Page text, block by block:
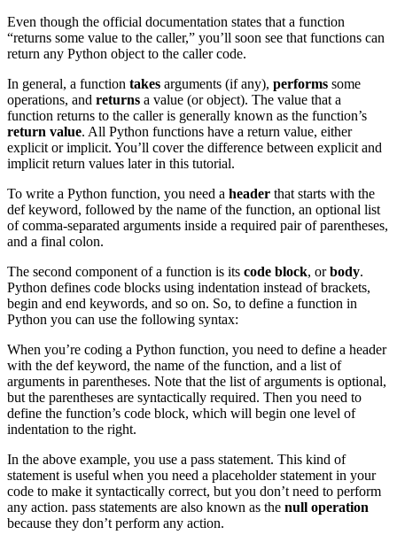
Even though the official documentation states that a function
“returns some value to the caller,” you’ll soon see that functions can
return any Python object to the caller code.
In general, a function takes arguments (if any), performs some
operations, and returns a value (or object). The value that a
function returns to the caller is generally known as the function’s
return value. All Python functions have a return value, either
explicit or implicit. You’ll cover the difference between explicit and
implicit return values later in this tutorial.
To write a Python function, you need a header that starts with the
def keyword, followed by the name of the function, an optional list
of comma-separated arguments inside a required pair of parentheses,
and a final colon.
The second component of a function is its code block, orbody.
Python defines code blocks using indentation instead of brackets,
begin and end keywords, and so on. So, to define a function in
Python you can use the following syntax:
When you’re coding a Python function, you need to define a header
with the def keyword, the name of the function, and a list of
arguments in parentheses. Note that the list of arguments is optional,
but the parentheses are syntactically required. Then you need to
define the function’s code block, which will begin one level of
indentation to the right.
In the above example, you use a pass statement. This kind of
statement is useful when you need a placeholder statement in your
code to make it syntactically correct, but you don’t need to perform
any action. pass statements are also known as the null operation
because they don’t perform any action.